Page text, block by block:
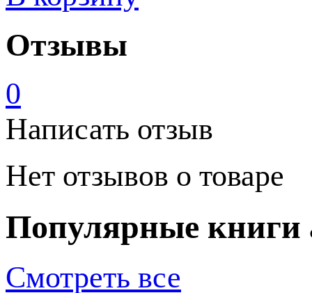
Отзывы
0
Написать отзыв
Нет отзывов о товаре
Популярные книги
Смотреть все